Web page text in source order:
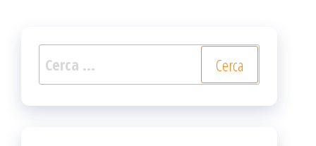
Ricerca
per: